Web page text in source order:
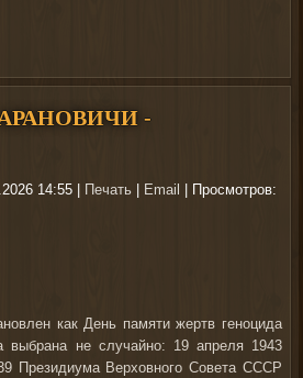
-
14:55 Печать Email
| Просмотров:
как День памяти жертв геноцида
выбрана не случайно: 19 апреля 1943
Президиума Верховного Совета СССР